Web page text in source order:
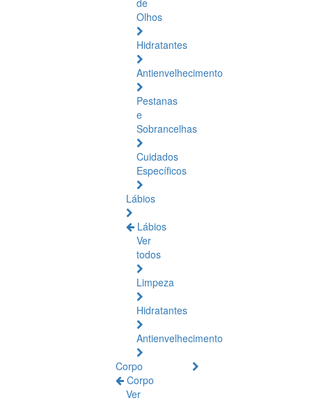
de
Olhos
Hidratantes
Antienvelhecimento
Pestanas
e
Sobrancelhas
Cuidados
Específicos
Lábios
Lábios
Ver
todos
Limpeza
Hidratantes
Antienvelhecimento
Corpo
Corpo
Ver